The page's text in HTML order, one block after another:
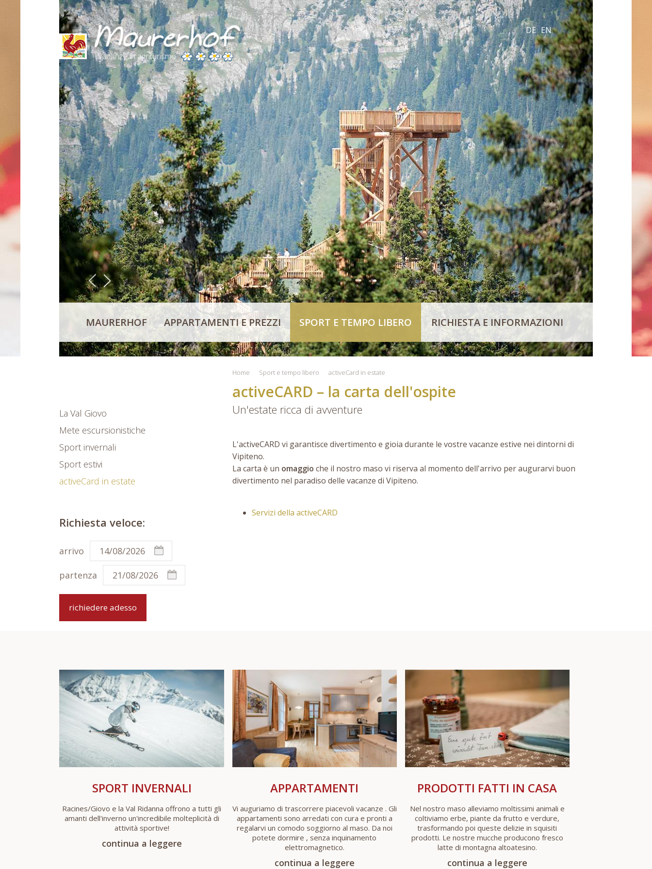
DE EN
<>
Vacanze in agriturismo
MAURERHOF APPARTAMENTI E PREZZI SPORT E TEMPO LIBERO RICHIESTA E INFORMAZIONI
La Val Giovo
Mete escursionistiche
Sport invernali
Sport estivi
activeCard in estate
Richiesta veloce:
arrivo
partenza
richiedere adesso
Home Sport e tempo libero activeCard in estate
activeCARD – la carta dell'ospite
Un'estate ricca di avventure
L'activeCARD vi garantisce divertimento e gioia durante le vostre vacanze estive nei dintorni di
Vipiteno.
La carta è un omaggio che il nostro maso vi riserva al momento dell'arrivo per augurarvi buon
divertimento nel paradiso delle vacanze di Vipiteno.
Servizi della activeCARD
SPORT INVERNALI
Racines/Giovo e la Val Ridanna offrono a tutti gli
amanti dell'inverno un'incredibile molteplicità di
attività sportive!
continua a leggere
APPARTAMENTI
Vi auguriamo di trascorrere piacevoli vacanze . Gli
appartamenti sono arredati con cura e pronti a
regalarvi un comodo soggiorno al maso. Da noi
potete dormire , senza inquinamento
elettromagnetico.
continua a leggere
PRODOTTI FATTI IN CASA
Nel nostro maso alleviamo moltissimi animali e
coltiviamo erbe, piante da frutto e verdure,
trasformando poi queste delizie in squisiti
prodotti. Le nostre mucche producono fresco
latte di montagna altoatesino.
continua a leggere